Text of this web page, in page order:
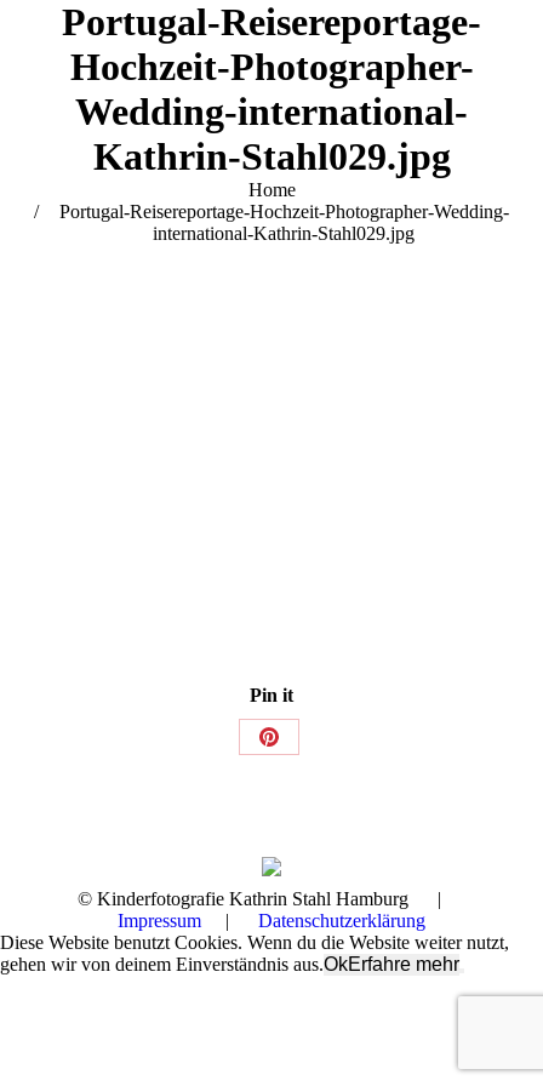
Portugal-Reisereportage-
Hochzeit-Photographer-
Wedding-international-
Kathrin-Stahl029.jpg
Home
Portugal-Reisereportage-Hochzeit-Photographer-Wedding-
international-Kathrin-Stahl029.jpg
Pin it
Share
© Kinderfotografie Kathrin Stahl Hamburg |
Impressum | Datenschutzerklärung
Diese Website benutzt Cookies. Wenn du die Website weiter nutzt,
gehen wir von deinem Einverständnis aus.OkErfahre mehr